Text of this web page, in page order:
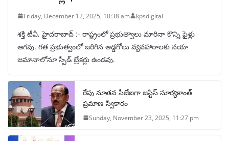
Friday, December 12, 2025, 10:38 am kpsdigital
శక్తి టీవీ, హైదరాబాద్‌ :- రాష్ట్రంలో ప్రభుత్వాలు మారినా కొన్ని ఫైళ్లు
ఆగవు. గత ప్రభుత్వంలో జరిగిన అడ్డగోలు వ్యవహారాలకు నయా
జమానాలోనూ స్పీడ్‌ బ్రేకర్లు ఉండవు.
రేపు నూతన సీజేఐగా జస్టిస్ సూర్యకాంత్
ప్రమాణ స్వీకారం
Sunday, November 23, 2025, 11:27 pm